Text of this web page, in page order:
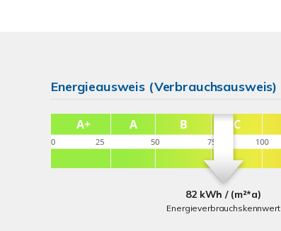
Energieausweis (Verbrauchsausweis)
82 kWh / (m²*a)
Energieverbrauchskennwert